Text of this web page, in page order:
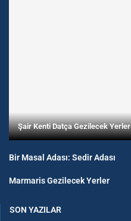
Şair Kenti Datça Gezilecek Yerler
Bir Masal Adası: Sedir Adası
Marmaris Gezilecek Yerler
SON YAZILAR